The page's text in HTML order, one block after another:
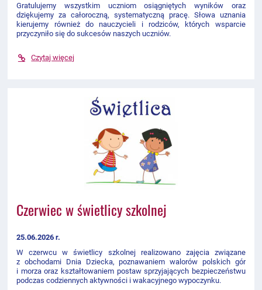
Gratulujemy wszystkim uczniom osiągniętych wyników oraz
dziękujemy za całoroczną, systematyczną pracę. Słowa uznania
kierujemy również do nauczycieli i rodziców, których wsparcie
przyczyniło się do sukcesów naszych uczniów.
Czytaj więcej
Czerwiec w świetlicy szkolnej
25.06.2026 r.
W czerwcu w świetlicy szkolnej realizowano zajęcia związane
z obchodami Dnia Dziecka, poznawaniem walorów polskich gór
i morza oraz kształtowaniem postaw sprzyjających bezpieczeństwu
podczas codziennych aktywności i wakacyjnego wypoczynku.